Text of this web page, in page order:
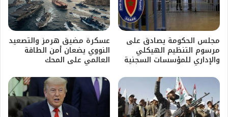
مجلس الحكومة يصادق على
مرسوم التنظيم الهيكلي
والإداري للمؤسسات السجنية
عسكرة مضيق هرمز والتصعيد
النووي يضعان أمن الطاقة
العالمي على المحك